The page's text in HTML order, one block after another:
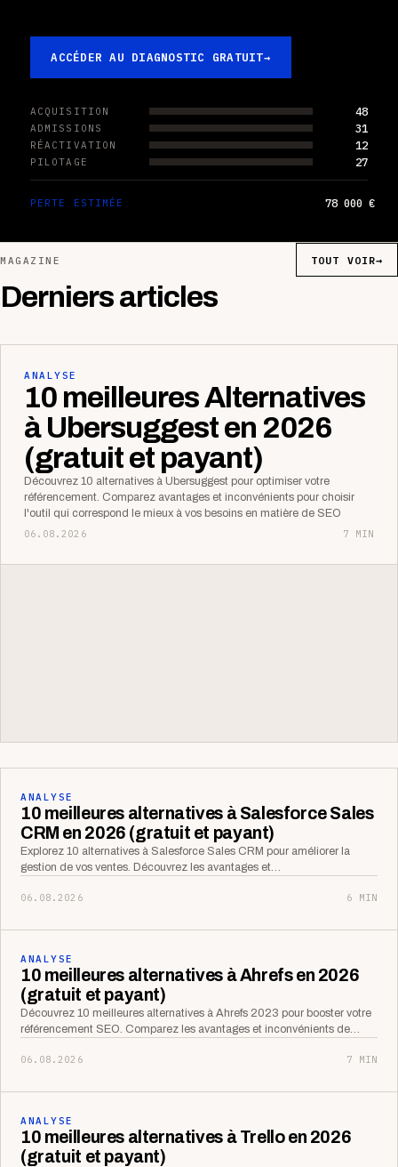
ACCÉDER AU DIAGNOSTIC GRATUIT→
ACQUISITION 48
ADMISSIONS 31
RÉACTIVATION 12
PILOTAGE 27
PERTE ESTIMÉE 78 000 €
MAGAZINE
Derniers articles
TOUT VOIR→
ANALYSE
10 meilleures Alternatives
à Ubersuggest en 2026
(gratuit et payant)
Découvrez 10 alternatives à Ubersuggest pour optimiser votre
référencement. Comparez avantages et inconvénients pour choisir
l'outil qui correspond le mieux à vos besoins en matière de SEO
06.08.2026
7 MIN
ANALYSE
10 meilleures alternatives à Salesforce Sales
CRM en 2026 (gratuit et payant)
Explorez 10 alternatives à Salesforce Sales CRM pour améliorer la
gestion de vos ventes. Découvrez les avantages et…
06.08.2026 6 MIN
ANALYSE
10 meilleures alternatives à Ahrefs en 2026
(gratuit et payant)
Découvrez 10 meilleures alternatives à Ahrefs 2023 pour booster votre
référencement SEO. Comparez les avantages et inconvénients de…
06.08.2026 7 MIN
ANALYSE
10 meilleures alternatives à Trello en 2026
(gratuit et payant)